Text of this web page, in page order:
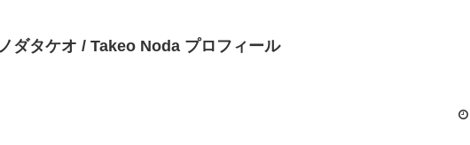
ノダタケオ / Takeo Noda プロフィール